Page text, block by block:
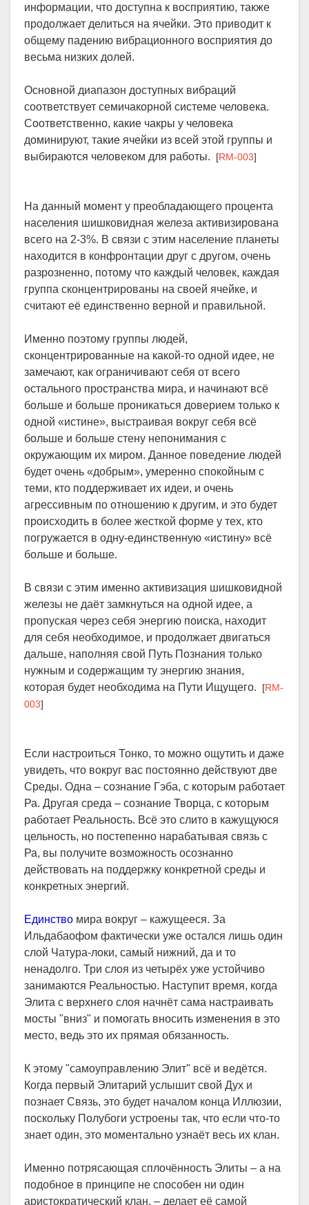
информации, что доступна к восприятию, также
продолжает делиться на ячейки. Это приводит к
общему падению вибрационного восприятия до
весьма низких долей.
Основной диапазон доступных вибраций
соответствует семичакорной системе человека.
Соответственно, какие чакры у человека
доминируют, такие ячейки из всей этой группы и
выбираются человеком для работы. [RM-003]
На данный момент у преобладающего процента
населения шишковидная железа активизирована
всего на 2-3%. В связи с этим население планеты
находится в конфронтации друг с другом, очень
разрозненно, потому что каждый человек, каждая
группа сконцентрированы на своей ячейке, и
считают её единственно верной и правильной.
Именно поэтому группы людей,
сконцентрированные на какой-то одной идее, не
замечают, как ограничивают себя от всего
остального пространства мира, и начинают всё
больше и больше проникаться доверием только к
одной «истине», выстраивая вокруг себя всё
больше и больше стену непонимания с
окружающим их миром. Данное поведение людей
будет очень «добрым», умеренно спокойным с
теми, кто поддерживает их идеи, и очень
агрессивным по отношению к другим, и это будет
происходить в более жесткой форме у тех, кто
погружается в одну-единственную «истину» всё
больше и больше.
В связи с этим именно активизация шишковидной
железы не даёт замкнуться на одной идее, а
пропуская через себя энергию поиска, находит
для себя необходимое, и продолжает двигаться
дальше, наполняя свой Путь Познания только
нужным и содержащим ту энергию знания,
которая будет необходима на Пути Ищущего. [RM-
003]
Если настроиться Тонко, то можно ощутить и даже
увидеть, что вокруг вас постоянно действуют две
Среды. Одна – сознание Гэба, с которым работает
Ра. Другая среда – сознание Творца, с которым
работает Реальность. Всё это слито в кажущуюся
цельность, но постепенно нарабатывая связь с
Ра, вы получите возможность осознанно
действовать на поддержку конкретной среды и
конкретных энергий.
Единство мира вокруг – кажущееся. За
Ильдабаофом фактически уже остался лишь один
слой Чатура-локи, самый нижний, да и то
ненадолго. Три слоя из четырёх уже устойчиво
занимаются Реальностью. Наступит время, когда
Элита с верхнего слоя начнёт сама настраивать
мосты "вниз" и помогать вносить изменения в это
место, ведь это их прямая обязанность.
К этому "самоуправлению Элит" всё и ведётся.
Когда первый Элитарий услышит свой Дух и
познает Связь, это будет началом конца Иллюзии,
поскольку Полубоги устроены так, что если что-то
знает один, это моментально узнаёт весь их клан.
Именно потрясающая сплочённость Элиты – а на
подобное в принципе не способен ни один
аристократический клан, – делает её самой